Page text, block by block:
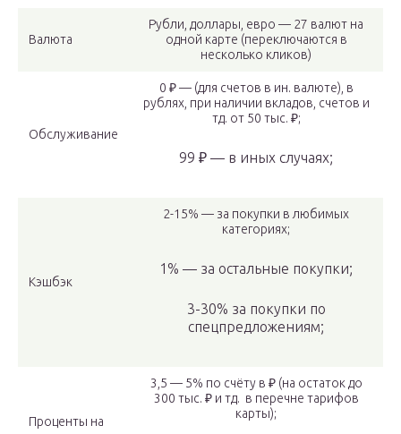
Валюта
Рубли, доллары, евро — 27 валют на
одной карте (переключаются в
несколько кликов)
Обслуживание
0 ₽ — (для счетов в ин. валюте), в
рублях, при наличии вкладов, счетов и
тд. от 50 тыс. ₽;
99 ₽ — в иных случаях;
Кэшбэк
2-15% — за покупки в любимых
категориях;
1% — за остальные покупки;
3-30% за покупки по
спецпредложениям;
Проценты на
3,5 — 5% по счёту в ₽ (на остаток до
300 тыс. ₽ и тд. в перечне тарифов
карты);